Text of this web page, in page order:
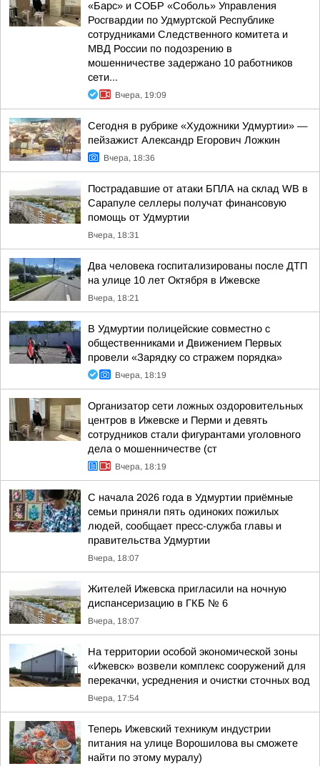
«Барс» и СОБР «Соболь» Управления
Росгвардии по Удмуртской Республике
сотрудниками Следственного комитета и
МВД России по подозрению в
мошенничестве задержано 10 работников
сети...
Вчера, 19:09
Сегодня в рубрике «Художники Удмуртии» —
пейзажист Александр Егорович Ложкин
Вчера, 18:36
Пострадавшие от атаки БПЛА на склад WB в
Сарапуле селлеры получат финансовую
помощь от Удмуртии
Вчера, 18:31
Два человека госпитализированы после ДТП
на улице 10 лет Октября в Ижевске
Вчера, 18:21
В Удмуртии полицейские совместно с
общественниками и Движением Первых
провели «Зарядку со стражем порядка»
Вчера, 18:19
Организатор сети ложных оздоровительных
центров в Ижевске и Перми и девять
сотрудников стали фигурантами уголовного
дела о мошенничестве (ст
Вчера, 18:19
С начала 2026 года в Удмуртии приёмные
семьи приняли пять одиноких пожилых
людей, сообщает пресс-служба главы и
правительства Удмуртии
Вчера, 18:07
Жителей Ижевска пригласили на ночную
диспансеризацию в ГКБ № 6
Вчера, 18:07
На территории особой экономической зоны
«Ижевск» возвели комплекс сооружений для
перекачки, усреднения и очистки сточных вод
Вчера, 17:54
Теперь Ижевский техникум индустрии
питания на улице Ворошилова вы сможете
найти по этому муралу)